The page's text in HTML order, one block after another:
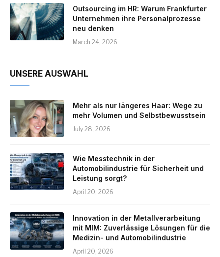
Outsourcing im HR: Warum Frankfurter
Unternehmen ihre Personalprozesse
neu denken
March 24, 2026
UNSERE AUSWAHL
Mehr als nur längeres Haar: Wege zu
mehr Volumen und Selbstbewusstsein
July 28, 2026
Wie Messtechnik in der
Automobilindustrie für Sicherheit und
Leistung sorgt?
April 20, 2026
Innovation in der Metallverarbeitung
mit MIM: Zuverlässige Lösungen für die
Medizin- und Automobilindustrie
April 20, 2026